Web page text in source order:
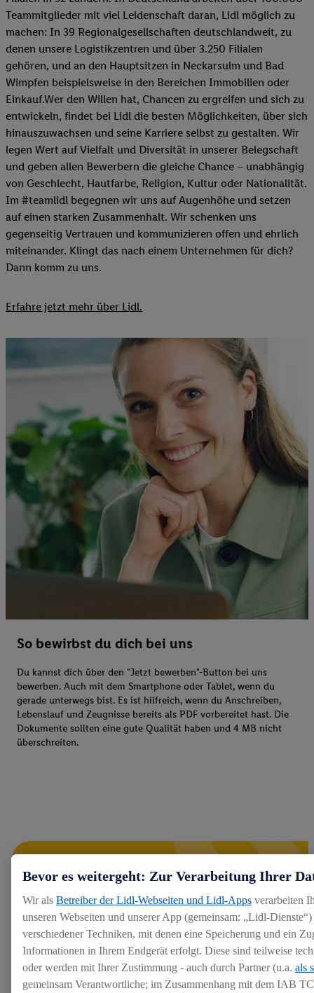
Teammitglieder mit viel Leidenschaft daran, Lidl möglich zu
machen: In 39 Regionalgesellschaften deutschlandweit, zu
denen unsere Logistikzentren und über 3.250 Filialen
gehören, und an den Hauptsitzen in Neckarsulm und Bad
Wimpfen beispielsweise in den Bereichen Immobilien oder
Einkauf.Wer den Willen hat, Chancen zu ergreifen und sich zu
entwickeln, findet bei Lidl die besten Möglichkeiten, über sich
hinauszuwachsen und seine Karriere selbst zu gestalten. Wir
legen Wert auf Vielfalt und Diversität in unserer Belegschaft
und geben allen Bewerbern die gleiche Chance – unabhängig
von Geschlecht, Hautfarbe, Religion, Kultur oder Nationalität.
Im #teamlidl begegnen wir uns auf Augenhöhe und setzen
auf einen starken Zusammenhalt. Wir schenken uns
gegenseitig Vertrauen und kommunizieren offen und ehrlich
miteinander. Klingt das nach einem Unternehmen für dich?
Dann komm zu uns.​
Erfahre jetzt mehr über Lidl.
So bewirbst du dich bei uns
Du kannst dich über den "Jetzt bewerben"-Button bei uns
bewerben. Auch mit dem Smartphone oder Tablet, wenn du
gerade unterwegs bist. Es ist hilfreich, wenn du Anschreiben,
Lebenslauf und Zeugnisse bereits als PDF vorbereitet hast. Die
Dokumente sollten eine gute Qualität haben und 4 MB nicht
überschreiten.
Bevor es weitergeht: Zur Verarbeitung Ihrer
Wir als Betreiber der Lidl-Webseiten und Lidl-Apps verarbeiten
unseren Webseiten und unserer App (gemeinsam: „Lidl-
verschiedener Techniken, mit denen eine Speicherung und ein
Informationen in Ihrem Endgerät erfolgt. Diese sind teilweise
oder werden mit Ihrer Zustimmung - auch durch Partner (u.a. als
gemeinsam Verantwortliche; im Zusammenhang mit dem IAB